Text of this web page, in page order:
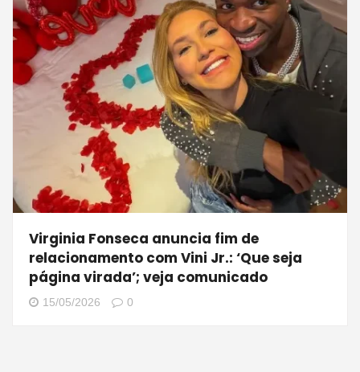
Virginia Fonseca anuncia fim de
relacionamento com Vini Jr.: ‘Que seja
página virada’; veja comunicado
15/05/2026 0